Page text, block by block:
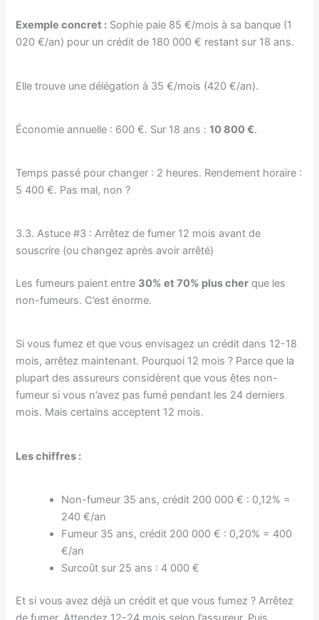
Exemple concret : Sophie paie 85 €/mois à sa banque (1
020 €/an) pour un crédit de 180 000 € restant sur 18 ans.
Elle trouve une délégation à 35 €/mois (420 €/an).
Économie annuelle : 600 €. Sur 18 ans :10 800 €.
Temps passé pour changer : 2 heures. Rendement horaire :
5 400 €. Pas mal, non ?
3.3. Astuce #3 : Arrêtez de fumer 12 mois avant de
souscrire (ou changez après avoir arrêté)
Les fumeurs paient entre 30% et 70% plus cher que les
non-fumeurs. C’est énorme.
Si vous fumez et que vous envisagez un crédit dans 12-18
mois, arrêtez maintenant. Pourquoi 12 mois ? Parce que la
plupart des assureurs considèrent que vous êtes non-
fumeur si vous n’avez pas fumé pendant les 24 derniers
mois. Mais certains acceptent 12 mois.
Les chiffres :
Non-fumeur 35 ans, crédit 200 000 € : 0,12% =
240 €/an
Fumeur 35 ans, crédit 200 000 € : 0,20% = 400
€/an
Surcoût sur 25 ans : 4 000 €
Et si vous avez déjà un crédit et que vous fumez ? Arrêtez